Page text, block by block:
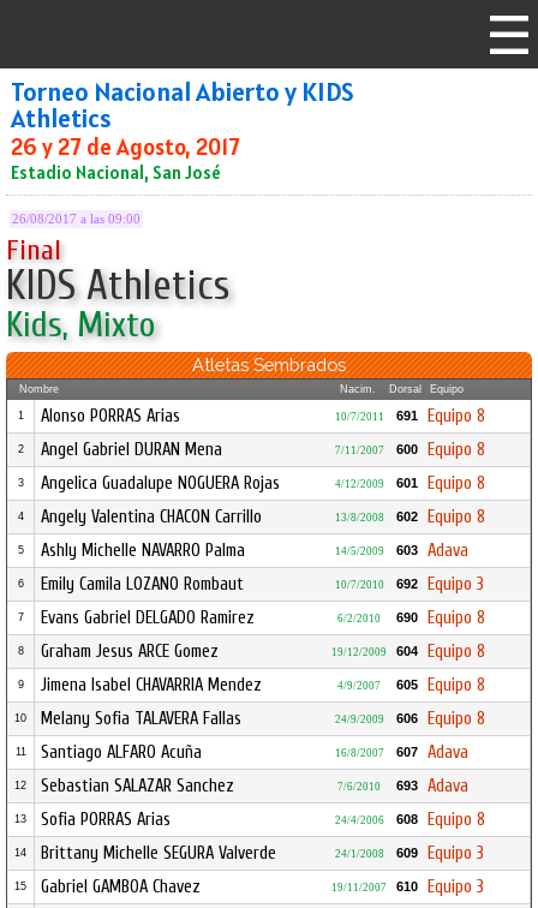
Torneo Nacional Abierto y KIDS
Athletics
26 y 27 de Agosto, 2017
Estadio Nacional, San José
26/08/2017 a las 09:00
Final
KIDS Athletics
Kids, Mixto
Atletas Sembrados
Nombre Nacim. Dorsal Equipo
1 Alonso PORRAS Arias 10/7/2011 691 Equipo 8
2 Angel Gabriel DURAN Mena 7/11/2007 600 Equipo 8
3 Angelica Guadalupe NOGUERA Rojas 4/12/2009 601 Equipo 8
4 Angely Valentina CHACON Carrillo 13/8/2008 602 Equipo 8
5 Ashly Michelle NAVARRO Palma 14/5/2009 603 Adava
6 Emily Camila LOZANO Rombaut 10/7/2010 692 Equipo 3
7 Evans Gabriel DELGADO Ramirez 6/2/2010 690 Equipo 8
8 Graham Jesus ARCE Gomez 19/12/2009 604 Equipo 8
9 Jimena Isabel CHAVARRIA Mendez 4/9/2007 605 Equipo 8
10 Melany Sofia TALAVERA Fallas 24/9/2009 606 Equipo 8
11 Santiago ALFARO Acuña 16/8/2007 607 Adava
12 Sebastian SALAZAR Sanchez 7/6/2010 693 Adava
13 Sofia PORRAS Arias 24/4/2006 608 Equipo 8
14 Brittany Michelle SEGURA Valverde 24/1/2008 609 Equipo 3
15 Gabriel GAMBOA Chavez 19/11/2007 610 Equipo 3